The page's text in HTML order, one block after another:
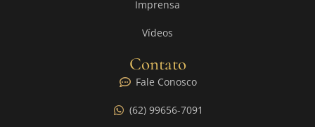
Imprensa
Vídeos
Contato
Fale Conosco
(62) 99656-7091